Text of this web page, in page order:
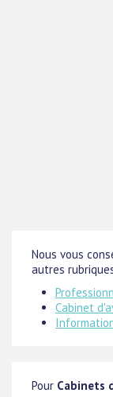
Nous vous
autres
Cabinet
Pour Cabinets